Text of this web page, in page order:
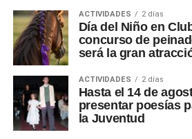
ACTIVIDADES 2 días
Día del Niño en
concurso de
será la gran
ACTIVIDADES 2 días
Hasta el 14 de
presentar poesías
la Juventud